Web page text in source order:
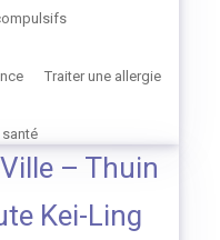
Traiter une allergie
– Thuin
Kei-Ling